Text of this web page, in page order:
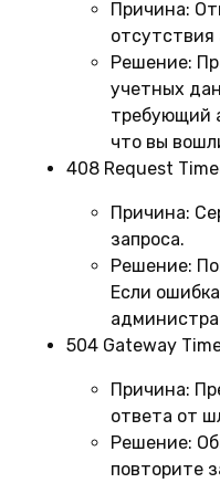
Причина:
отсутствия
Решение:
учетных
требующий
что вы
408 Request
Причина:
запроса.
Решение:
Если
504 Gateway
Причина:
ответа от
Решение:
повторите